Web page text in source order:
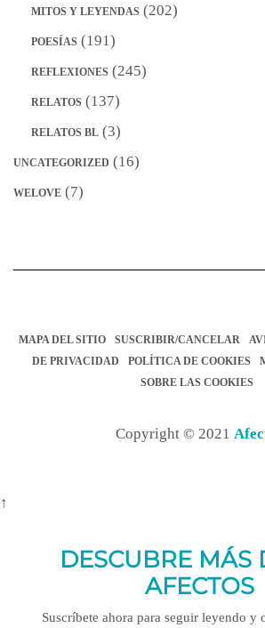
MITOS Y LEYENDAS (202)
POESÍAS (191)
REFLEXIONES (245)
RELATOS (137)
RELATOS BL (3)
UNCATEGORIZED (16)
WELOVE (7)
MAPA DEL SITIO SUSCRIBIR/CANCELAR
DE PRIVACIDAD
POLÍTICA DE COOKIES
SOBRE LAS COOKIES
Copyright © 2021
↑
DESCUBRE MÁS
AFECTOS
Suscríbete ahora para seguir leyendo y